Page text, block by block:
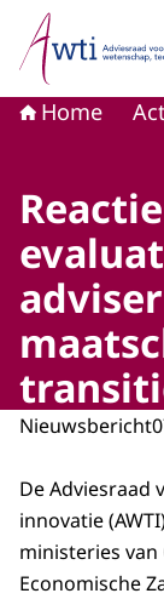
Naar de
Home
Nieuwsbericht
De Adviesraad
innovatie
ministeries
Economische